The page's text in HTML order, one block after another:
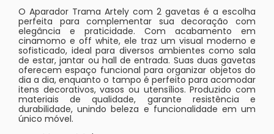
O Aparador Trama Artely com 2 gavetas é a escolha
perfeita para complementar sua decoração com
elegância e praticidade. Com acabamento em
cinamomo e off white, ele traz um visual moderno e
sofisticado, ideal para diversos ambientes como sala
de estar, jantar ou hall de entrada. Suas duas gavetas
oferecem espaço funcional para organizar objetos do
dia a dia, enquanto o tampo é perfeito para acomodar
itens decorativos, vasos ou utensílios. Produzido com
materiais de qualidade, garante resistência e
durabilidade, unindo beleza e funcionalidade em um
único móvel.